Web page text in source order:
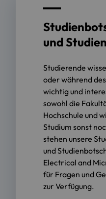
und
Studierende
oder während
wichtig und
sowohl die
Hochschule und
Studium sonst
stehen unsere
und
Electrical and
für Fragen und
zur Verfügung.